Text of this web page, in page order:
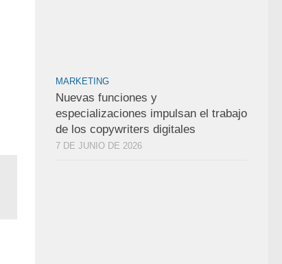
MARKETING
Nuevas funciones y
especializaciones impulsan el trabajo
de los copywriters digitales
7 DE JUNIO DE 2026